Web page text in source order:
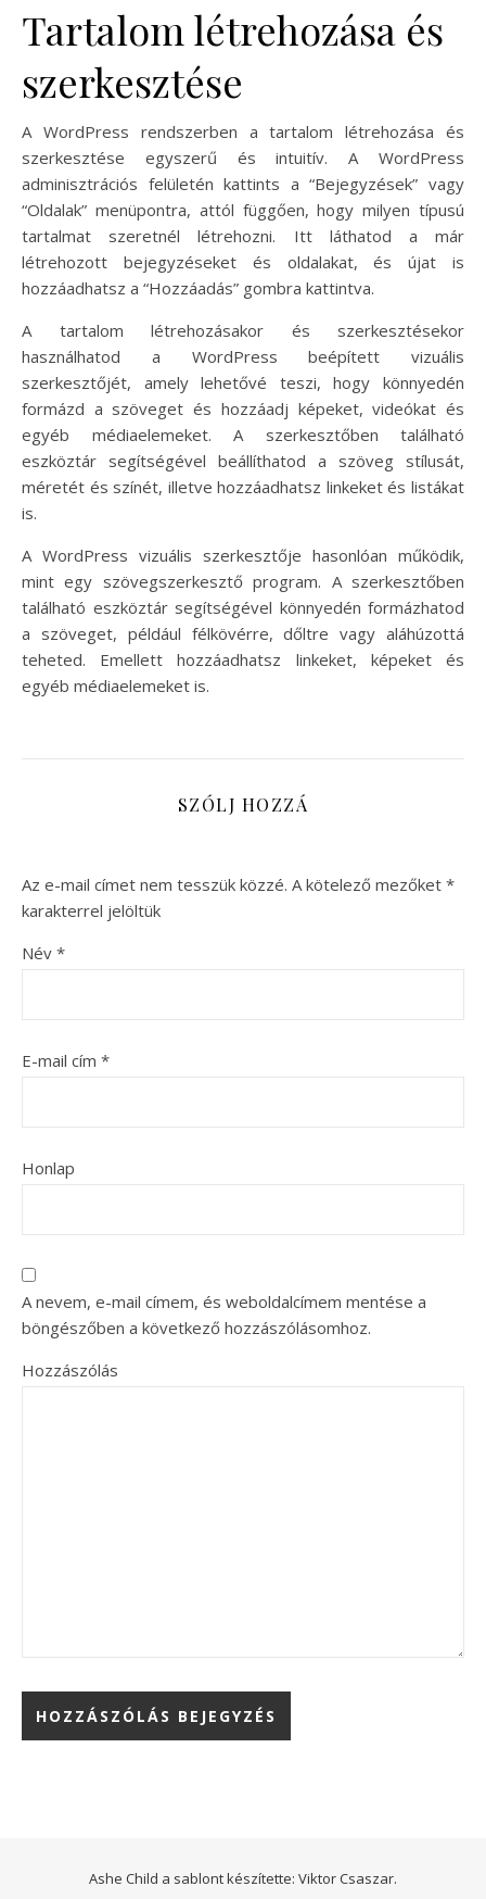
Tartalom létrehozása és
szerkesztése
A WordPress rendszerben a tartalom létrehozása és
szerkesztése egyszerű és intuitív. A WordPress
adminisztrációs felületén kattints a “Bejegyzések” vagy
“Oldalak” menüpontra, attól függően, hogy milyen típusú
tartalmat szeretnél létrehozni. Itt láthatod a már
létrehozott bejegyzéseket és oldalakat, és újat is
hozzáadhatsz a “Hozzáadás” gombra kattintva.
A tartalom létrehozásakor és szerkesztésekor
használhatod a WordPress beépített vizuális
szerkesztőjét, amely lehetővé teszi, hogy könnyedén
formázd a szöveget és hozzáadj képeket, videókat és
egyéb médiaelemeket. A szerkesztőben található
eszköztár segítségével beállíthatod a szöveg stílusát,
méretét és színét, illetve hozzáadhatsz linkeket és listákat
is.
A WordPress vizuális szerkesztője hasonlóan működik,
mint egy szövegszerkesztő program. A szerkesztőben
található eszköztár segítségével könnyedén formázhatod
a szöveget, például félkövérre, dőltre vagy aláhúzottá
teheted. Emellett hozzáadhatsz linkeket, képeket és
egyéb médiaelemeket is.
SZÓLJ HOZZÁ
Az e-mail címet nem tesszük közzé. A kötelező mezőket *
karakterrel jelöltük
Név *
E-mail cím *
Honlap
A nevem, e-mail címem, és weboldalcímem mentése a
böngészőben a következő hozzászólásomhoz.
Hozzászólás
Ashe Child a sablont készítette: Viktor Csaszar.